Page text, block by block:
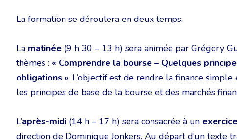
La formation se déroulera en deux temps.
La matinée (9 h 30 – 13 h) sera animée par Grégory
thèmes : « Comprendre la bourse – Quelques
obligations ». L’objectif est de rendre la finance
les principes de base de la bourse et des marchés
L’après-midi (14 h – 17 h) sera consacrée à un
direction de Dominique Jonkers. Au départ d’un texte